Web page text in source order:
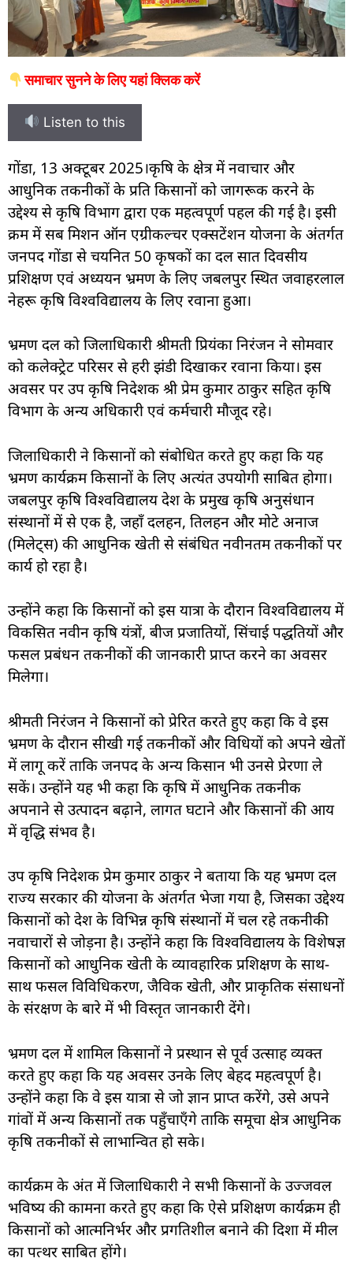
समाचार सुनने के लिए यहां क्लिक करें
Listen to this
गोंडा, 13 अक्टूबर 2025।कृषि के क्षेत्र में नवाचार और
आधुनिक तकनीकों के प्रति किसानों को जागरूक करने के
उद्देश्य से कृषि विभाग द्वारा एक महत्वपूर्ण पहल की गई है। इसी
क्रम में सब मिशन ऑन एग्रीकल्चर एक्सटेंशन योजना के अंतर्गत
जनपद गोंडा से चयनित 50 कृषकों का दल सात दिवसीय
प्रशिक्षण एवं अध्ययन भ्रमण के लिए जबलपुर स्थित जवाहरलाल
नेहरू कृषि विश्वविद्यालय के लिए रवाना हुआ।
भ्रमण दल को जिलाधिकारी श्रीमती प्रियंका निरंजन ने सोमवार
को कलेक्ट्रेट परिसर से हरी झंडी दिखाकर रवाना किया। इस
अवसर पर उप कृषि निदेशक श्री प्रेम कुमार ठाकुर सहित कृषि
विभाग के अन्य अधिकारी एवं कर्मचारी मौजूद रहे।
जिलाधिकारी ने किसानों को संबोधित करते हुए कहा कि यह
भ्रमण कार्यक्रम किसानों के लिए अत्यंत उपयोगी साबित होगा।
जबलपुर कृषि विश्वविद्यालय देश के प्रमुख कृषि अनुसंधान
संस्थानों में से एक है, जहाँ दलहन, तिलहन और मोटे अनाज
(मिलेट्स) की आधुनिक खेती से संबंधित नवीनतम तकनीकों पर
कार्य हो रहा है।
उन्होंने कहा कि किसानों को इस यात्रा के दौरान विश्वविद्यालय में
विकसित नवीन कृषि यंत्रों, बीज प्रजातियों, सिंचाई पद्धतियों और
फसल प्रबंधन तकनीकों की जानकारी प्राप्त करने का अवसर
मिलेगा।
श्रीमती निरंजन ने किसानों को प्रेरित करते हुए कहा कि वे इस
भ्रमण के दौरान सीखी गई तकनीकों और विधियों को अपने खेतों
में लागू करें ताकि जनपद के अन्य किसान भी उनसे प्रेरणा ले
सकें। उन्होंने यह भी कहा कि कृषि में आधुनिक तकनीक
अपनाने से उत्पादन बढ़ाने, लागत घटाने और किसानों की आय
में वृद्धि संभव है।
उप कृषि निदेशक प्रेम कुमार ठाकुर ने बताया कि यह भ्रमण दल
राज्य सरकार की योजना के अंतर्गत भेजा गया है, जिसका उद्देश्य
किसानों को देश के विभिन्न कृषि संस्थानों में चल रहे तकनीकी
नवाचारों से जोड़ना है। उन्होंने कहा कि विश्वविद्यालय के विशेषज्ञ
किसानों को आधुनिक खेती के व्यावहारिक प्रशिक्षण के साथ-
साथ फसल विविधिकरण, जैविक खेती, और प्राकृतिक संसाधनों
के संरक्षण के बारे में भी विस्तृत जानकारी देंगे।
भ्रमण दल में शामिल किसानों ने प्रस्थान से पूर्व उत्साह व्यक्त
करते हुए कहा कि यह अवसर उनके लिए बेहद महत्वपूर्ण है।
उन्होंने कहा कि वे इस यात्रा से जो ज्ञान प्राप्त करेंगे, उसे अपने
गांवों में अन्य किसानों तक पहुँचाएँगे ताकि समूचा क्षेत्र आधुनिक
कृषि तकनीकों से लाभान्वित हो सके।
कार्यक्रम के अंत में जिलाधिकारी ने सभी किसानों के उज्जवल
भविष्य की कामना करते हुए कहा कि ऐसे प्रशिक्षण कार्यक्रम ही
किसानों को आत्मनिर्भर और प्रगतिशील बनाने की दिशा में मील
का पत्थर साबित होंगे।